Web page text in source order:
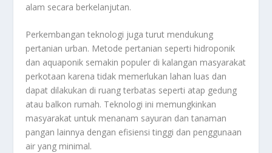
alam secara berkelanjutan.
Perkembangan teknologi juga turut mendukung
pertanian urban. Metode pertanian seperti hidroponik
dan aquaponik semakin populer di kalangan masyarakat
perkotaan karena tidak memerlukan lahan luas dan
dapat dilakukan di ruang terbatas seperti atap gedung
atau balkon rumah. Teknologi ini memungkinkan
masyarakat untuk menanam sayuran dan tanaman
pangan lainnya dengan efisiensi tinggi dan penggunaan
air yang minimal.